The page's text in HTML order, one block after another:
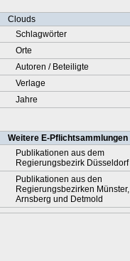
Clouds
Schlagwörter
Orte
Autoren / Beteiligte
Verlage
Jahre
Weitere E-Pflichtsammlungen
Publikationen aus dem
Regierungsbezirk Düsseldorf
Publikationen aus den
Regierungsbezirken Münster,
Arnsberg und Detmold